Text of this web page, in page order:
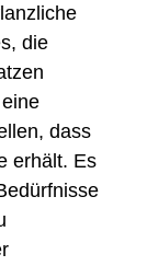
die
dass
erhält. Es